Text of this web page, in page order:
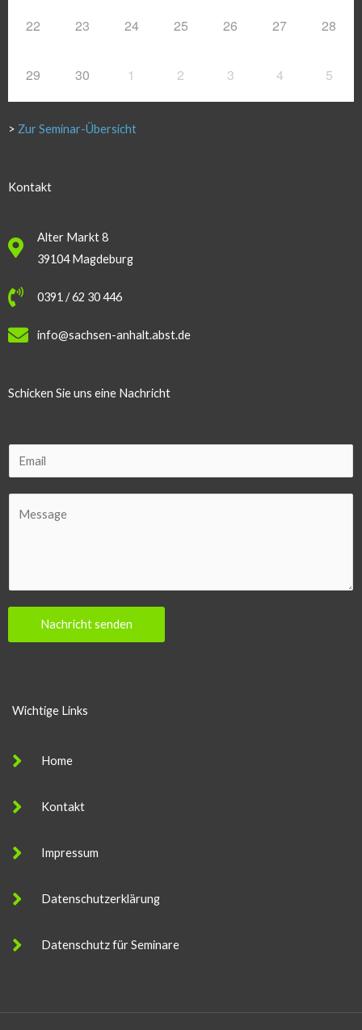
22 23 24 25 26 27 28
29 30 1 2 3 4 5
> Zur Seminar-Übersicht
Kontakt
Alter Markt 8
39104 Magdeburg
0391 / 62 30 446
info@sachsen-anhalt.abst.de
Schicken Sie uns eine Nachricht
m
a
e
n
s
g
Nachricht senden
Wichtige Links
Home
Kontakt
Impressum
Datenschutzerklärung
Datenschutz für Seminare